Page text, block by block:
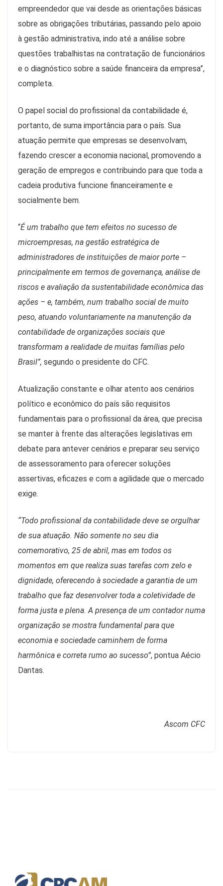
empreendedor que vai desde as orientações básicas
sobre as obrigações tributárias, passando pelo apoio
à gestão administrativa, indo até a análise sobre
questões trabalhistas na contratação de funcionários
e o diagnóstico sobre a saúde financeira da empresa”,
completa.
O papel social do profissional da contabilidade é,
portanto, de suma importância para o país. Sua
atuação permite que empresas se desenvolvam,
fazendo crescer a economia nacional, promovendo a
geração de empregos e contribuindo para que toda a
cadeia produtiva funcione financeiramente e
socialmente bem.
“É um trabalho que tem efeitos no sucesso de
microempresas, na gestão estratégica de
administradores de instituições de maior porte –
principalmente em termos de governança, análise de
riscos e avaliação da sustentabilidade econômica das
ações – e, também, num trabalho social de muito
peso, atuando voluntariamente na manutenção da
contabilidade de organizações sociais que
transformam a realidade de muitas famílias pelo
Brasil”, segundo o presidente do CFC.
Atualização constante e olhar atento aos cenários
político e econômico do país são requisitos
fundamentais para o profissional da área, que precisa
se manter à frente das alterações legislativas em
debate para antever cenários e preparar seu serviço
de assessoramento para oferecer soluções
assertivas, eficazes e com a agilidade que o mercado
exige.
“Todo profissional da contabilidade deve se orgulhar
de sua atuação. Não somente no seu dia
comemorativo, 25 de abril, mas em todos os
momentos em que realiza suas tarefas com zelo e
dignidade, oferecendo à sociedade a garantia de um
trabalho que faz desenvolver toda a coletividade de
forma justa e plena. A presença de um contador numa
organização se mostra fundamental para que
economia e sociedade caminhem de forma
harmônica e correta rumo ao sucesso”, pontua Aécio
Dantas.
Ascom CFC